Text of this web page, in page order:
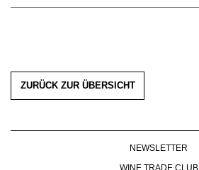
ZURÜCK ZUR ÜBERSICHT
NEWSLETTER